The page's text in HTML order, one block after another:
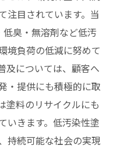
注目されています。当
低臭・無溶剤など低汚
境負荷の低減に努めて
及については、顧客へ
・提供にも積極的に取
塗料のリサイクルにも
いきます。低汚染性塗
持続可能な社会の実現